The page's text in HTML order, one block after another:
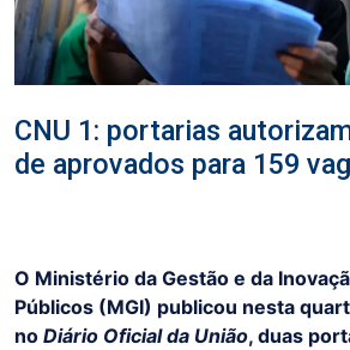
CNU 1: portarias
de aprovados para 159
O Ministério da Gestão e da
Públicos (MGI) publicou nesta
no Diário Oficial da União, duas